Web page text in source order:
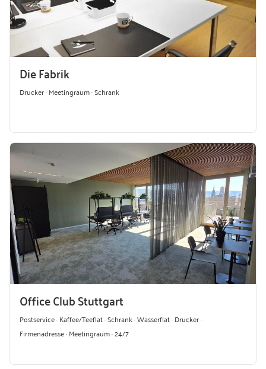
Die Fabrik
Drucker · Meetingraum · Schrank
Office Club Stuttgart
Postservice · Kaffee/Teeflat · Schrank · Wasserflat · Drucker ·
Firmenadresse · Meetingraum · 24/7